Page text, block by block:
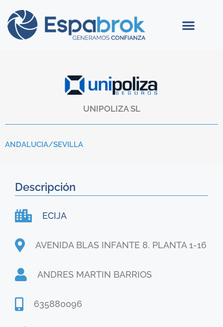
UNIPOLIZA SL
ANDALUCIA/SEVILLA
Descripción
ECIJA
AVENIDA BLAS INFANTE 8. PLANTA 1-16
ANDRES MARTIN BARRIOS
635880096